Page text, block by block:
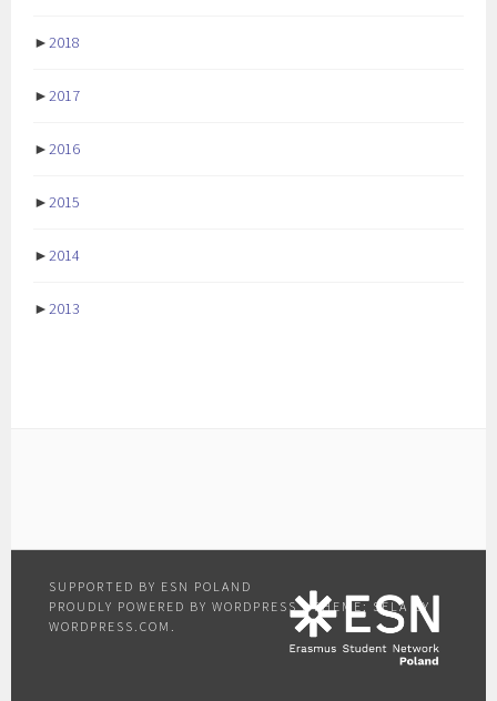
►2018
►2017
►2016
►2015
►2014
►2013
PROUDLY POWERED BY WORDPRESS |THEME: SELA BY
WORDPRESS.COM